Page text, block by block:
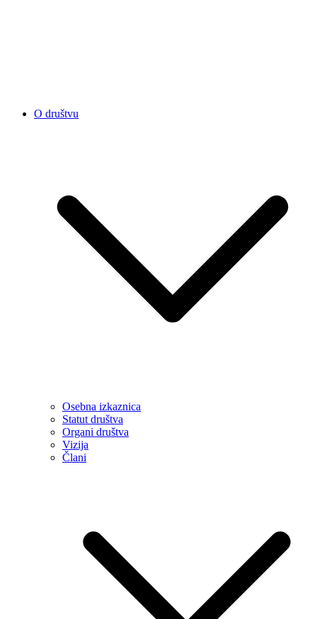
O društvu
Osebna izkaznica
Statut društva
Organi društva
Vizija
Člani